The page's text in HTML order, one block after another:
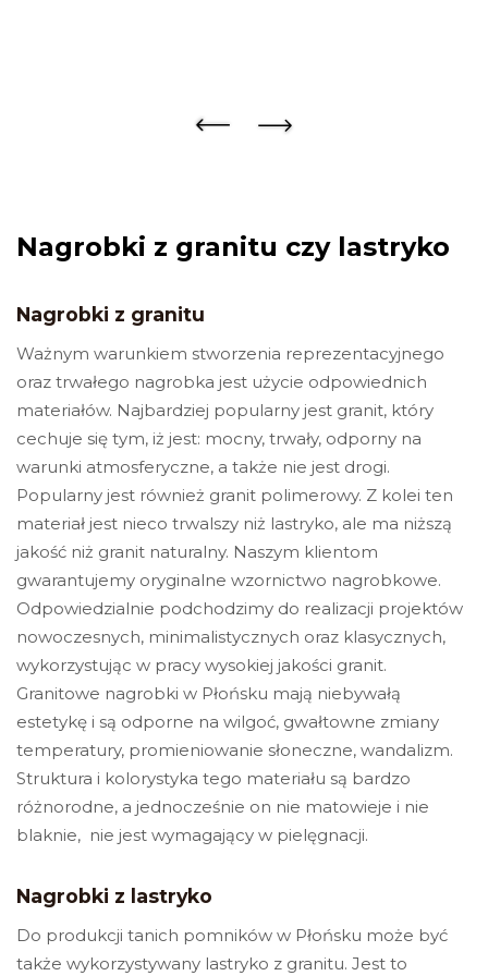
Nagrobki z granitu czy lastryko
Nagrobki z granitu
Ważnym warunkiem stworzenia reprezentacyjnego
oraz trwałego nagrobka jest użycie odpowiednich
materiałów. Najbardziej popularny jest granit, który
cechuje się tym, iż jest: mocny, trwały, odporny na
warunki atmosferyczne, a także nie jest drogi.
Popularny jest również granit polimerowy. Z kolei ten
materiał jest nieco trwalszy niż lastryko, ale ma niższą
jakość niż granit naturalny. Naszym klientom
gwarantujemy oryginalne wzornictwo nagrobkowe.
Odpowiedzialnie podchodzimy do realizacji projektów
nowoczesnych, minimalistycznych oraz klasycznych,
wykorzystując w pracy wysokiej jakości granit.
Granitowe nagrobki w Płońsku mają niebywałą
estetykę i są odporne na wilgoć, gwałtowne zmiany
temperatury, promieniowanie słoneczne, wandalizm.
Struktura i kolorystyka tego materiału są bardzo
różnorodne, a jednocześnie on nie matowieje i nie
blaknie, nie jest wymagający w pielęgnacji.
Nagrobki z lastryko
Do produkcji tanich pomników w Płońsku może być
także wykorzystywany lastryko z granitu. Jest to